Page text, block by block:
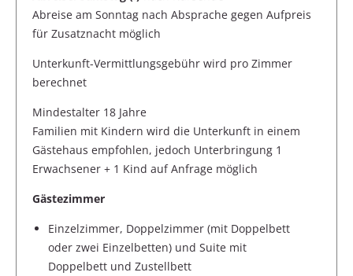
Abreise am Sonntag nach Absprache gegen Aufpreis
für Zusatznacht möglich
Unterkunft-Vermittlungsgebühr wird pro Zimmer
berechnet
Mindestalter 18 Jahre
Familien mit Kindern wird die Unterkunft in einem
Gästehaus empfohlen, jedoch Unterbringung 1
Erwachsener + 1 Kind auf Anfrage möglich
Gästezimmer
Einzelzimmer, Doppelzimmer (mit Doppelbett
oder zwei Einzelbetten) und Suite mit
Doppelbett und Zustellbett